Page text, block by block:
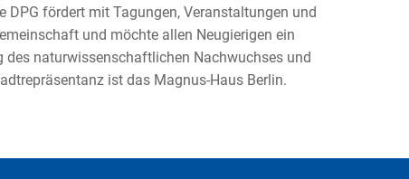
fördert mit Tagungen, Veranstaltungen und
und möchte allen Neugierigen ein
des naturwissenschaftlichen Nachwuchses und
ist das Magnus-Haus Berlin.